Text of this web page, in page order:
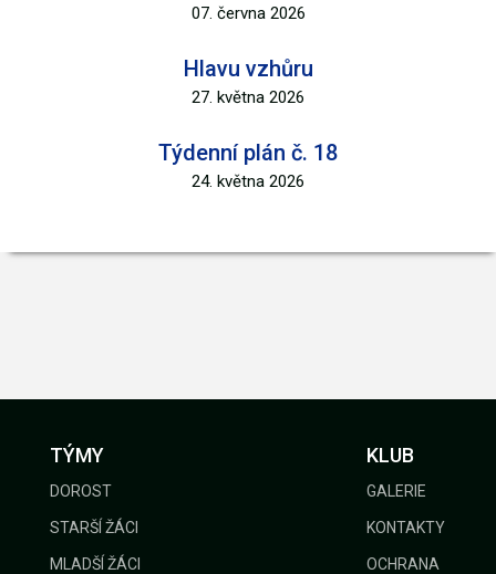
07. června 2026
Hlavu vzhůru
27. května 2026
Týdenní plán č. 18
24. května 2026
TÝMY
DOROST
STARŠÍ ŽÁCI
MLADŠÍ ŽÁCI
KLUB
GALERIE
KONTAKTY
OCHRANA